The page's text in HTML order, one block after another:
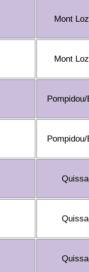
Mont
Mont